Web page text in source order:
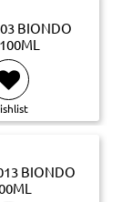
BIONDO
BIONDO